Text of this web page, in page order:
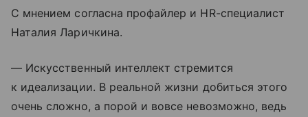
С мнением согласна профайлер и HR-специалист
Наталия Ларичкина.
— Искусственный интеллект стремится
к идеализации. В реальной жизни добиться этого
очень сложно, а порой и вовсе невозможно, ведь